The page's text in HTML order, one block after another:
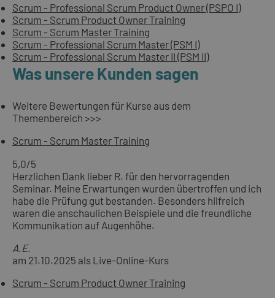
Scrum - Professional Scrum Product Owner (PSPO I)
Scrum - Scrum Product Owner Training
Scrum - Scrum Master Training
Scrum - Professional Scrum Master (PSM I)
Scrum - Professional Scrum Master II (PSM II)
Was unsere Kunden sagen
Weitere Bewertungen für Kurse aus dem
Themenbereich >>>
Scrum - Scrum Master Training
5,0/5
Herzlichen Dank lieber R. für den hervorragenden
Seminar. Meine Erwartungen wurden übertroffen und ich
habe die Prüfung gut bestanden. Besonders hilfreich
waren die anschaulichen Beispiele und die freundliche
Kommunikation auf Augenhöhe.
A.E.
am 21.10.2025 als Live-Online-Kurs
Scrum - Scrum Product Owner Training